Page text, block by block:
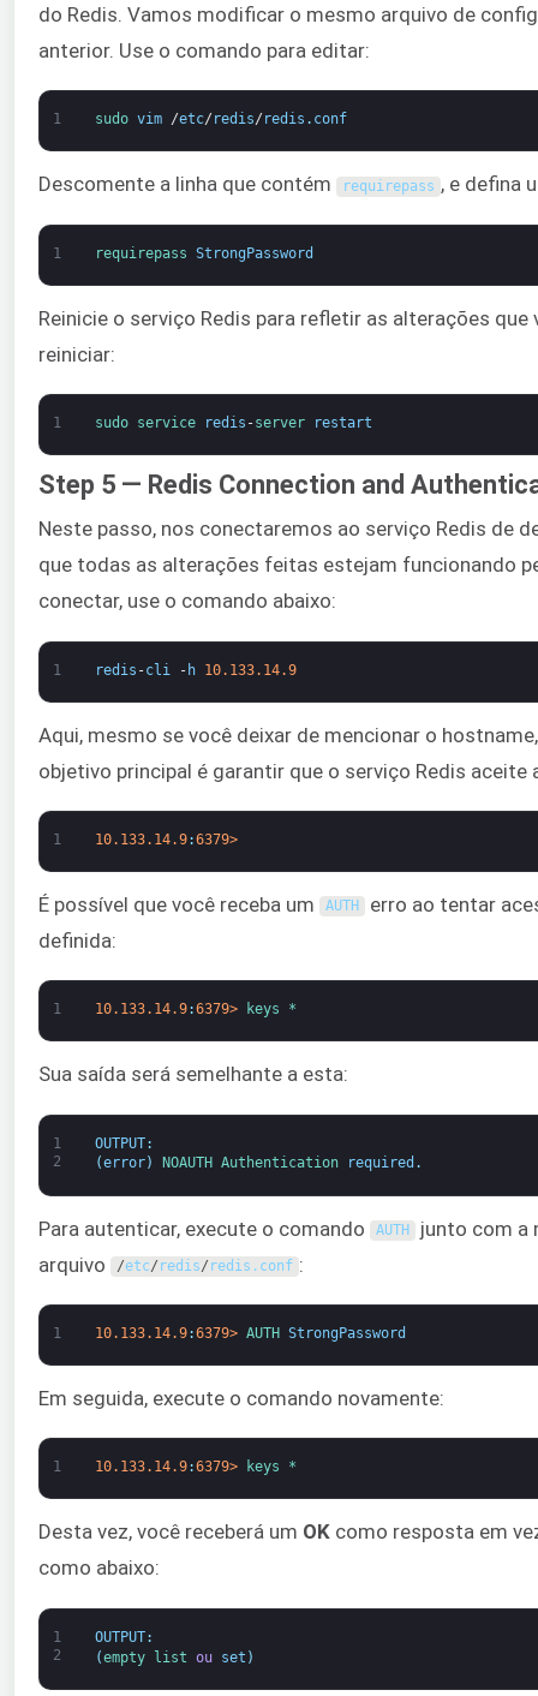
do Redis. Vamos modificar o mesmo arquivo de
anterior. Use o comando para editar:
1 sudo vim /etc/ redis/ redis . conf
Descomente a linha que contém requirepass , e defina
1 requirepass StrongPassword
Reinicie o serviço Redis para refletir as alterações
reiniciar:
1 sudo service redis -server restart
Step 5 — Redis Connection and
Neste passo, nos conectaremos ao serviço Redis de
que todas as alterações feitas estejam funcionando
conectar, use o comando abaixo:
1 redis -cli - h 10.133.14.9
Aqui, mesmo se você deixar de mencionar o
objetivo principal é garantir que o serviço Redis
1 10.133.14.9:6379>
É possível que você receba um AUTH erro ao tentar
definida:
1 10.133.14.9:6379> keys *
Sua saída será semelhante a esta:
1
2
OUTPUT:
(error) NOAUTH Authentication required .
Para autenticar, execute o comando AUTH junto com a
arquivo
/etc/ redis/ redis . conf :
1 10.133.14.9:6379> AUTH StrongPassword
Em seguida, execute o comando novamente:
1 10.133.14.9:6379> keys *
Desta vez, você receberá um OK como resposta em
como abaixo:
1
2
OUTPUT:
(empty list ou set )